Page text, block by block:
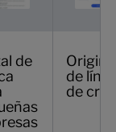
de
de
de